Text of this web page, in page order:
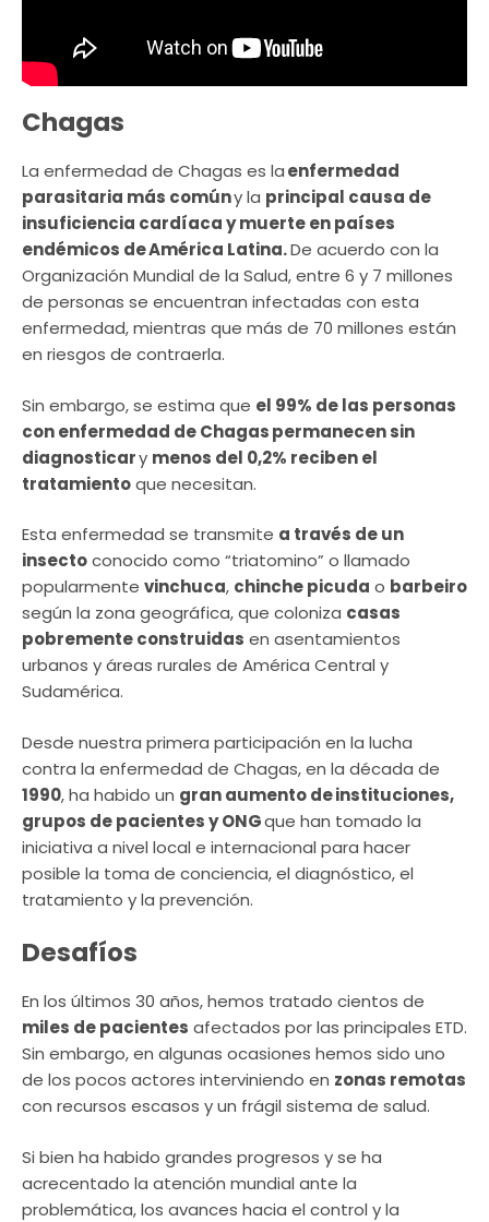
Chagas
La enfermedad de Chagas es laenfermedad
parasitaria más comúny la principal causa de
insuficiencia cardíaca y muerte en países
endémicos de América Latina.De acuerdo con la
Organización Mundial de la Salud, entre 6 y 7 millones
de personas se encuentran infectadas con esta
enfermedad, mientras que más de 70 millones están
en riesgos de contraerla.
Sin embargo, se estima que el 99% de las personas
con enfermedad de Chagas permanecen sin
diagnosticary menos del 0,2% reciben el
tratamientoque necesitan.
Esta enfermedad se transmite a través de un
insectoconocido como “triatomino” o llamado
popularmente vinchuca, chinche picuda o barbeiro
según la zona geográfica, que coloniza casas
pobremente construidas en asentamientos
urbanos y áreas rurales de América Central y
Sudamérica.
Desde nuestra primera participación en la lucha
contra la enfermedad de Chagas, en la década de
1990, ha habido un gran aumento de instituciones,
grupos de pacientes y ONGque han tomado la
iniciativa a nivel local e internacional para hacer
posible la toma de conciencia, el diagnóstico, el
tratamiento y la prevención.
Desafíos
En los últimos 30 años, hemos tratado cientos de
miles de pacientes afectados por las principales ETD.
Sin embargo, en algunas ocasiones hemos sido uno
de los pocos actores interviniendo en zonas remotas
con recursos escasos y un frágil sistema de salud.
Si bien ha habido grandes progresos y se ha
acrecentado la atención mundial ante la
problemática, los avances hacia el control y la